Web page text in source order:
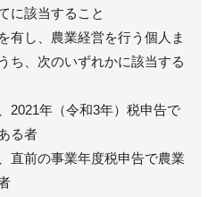
に該当すること
有し、農業経営を行う個人ま
ち、次のいずれかに該当する
2021年（令和3年）税申告で
る者
直前の事業年度税申告で農業